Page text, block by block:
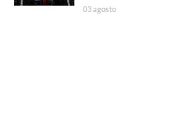
03 agosto